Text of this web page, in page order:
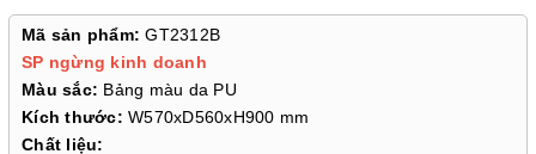
Mã sản phẩm: GT2312B
SP ngừng kinh doanh
Màu sắc: Bảng màu da PU
Kích thước: W570xD560xH900 mm
Chất liệu: